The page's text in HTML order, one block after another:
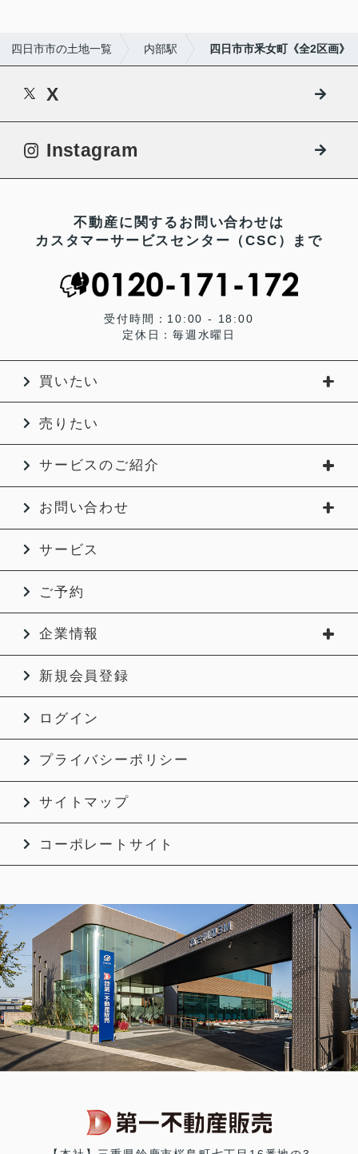
四日市市の土地一覧 内部駅 四日市市釆女町《全2区画》
X
Instagram
不動産に関するお問い合わせは
カスタマーサービスセンター（CSC）まで
受付時間：10:00 - 18:00
定休日：毎週水曜日
買いたい
売りたい
サービスのご紹介
お問い合わせ
サービス
ご予約
企業情報
新規会員登録
ログイン
プライバシーポリシー
サイトマップ
コーポレートサイト